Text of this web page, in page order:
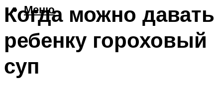
Меню
Когда можно давать
ребенку гороховый
суп